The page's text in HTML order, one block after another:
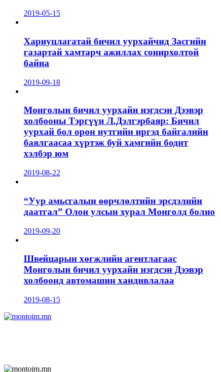
2019-05-15
Хариуцлагатай бичил уурхайчид Засгийн
газартай хамтарч ажиллах сонирхолтой
байна
2019-09-18
Монголын бичил уурхайн нэгдсэн Дээвэр
холбооны Тэргүүн Л.Дэлгэрбаяр: Бичил
уурхай бол орон нутгийн иргэд байгалийн
баялгаасаа хүртэж буй хамгийн бодит
хэлбэр юм
2019-08-22
“Уур амьсгалын өөрчлөлтийн эрсдэлийн
даатгал” Олон улсын хурал Монголд болно
2019-09-20
Швейцарын хөгжлийн агентлагаас
Монголын бичил уурхайн нэгдсэн Дээвэр
холбоонд автомашин хандивлалаа
2019-08-15